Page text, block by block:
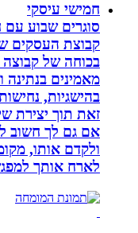
חמישי עיסקי
סוגרים שבוע עם
קבוצת העסקים
בכוחה של קבוצה
מאמינים בנתינה
בהישגיות, נחישות
זאת תוך יצירת
אם גם לך חשוב
ולקדם אותו,
לארח אותך